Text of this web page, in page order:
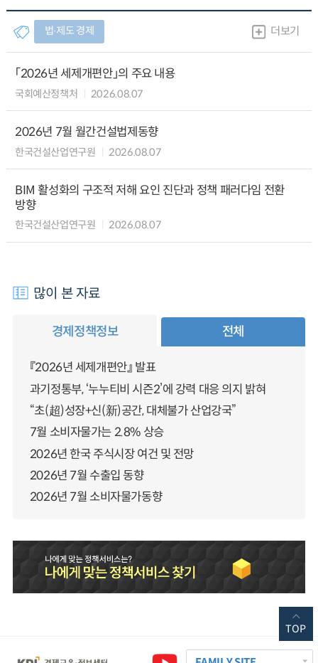
법∙제도 경제 더보기
「2026년 세제개편안」의 주요 내용
국회예산정책처 2026.08.07
2026년 7월 월간건설법제동향
한국건설산업연구원 2026.08.07
BIM 활성화의 구조적 저해 요인 진단과 정책 패러다임 전환
방향
한국건설산업연구원 2026.08.07
많이 본 자료
경제정책정보 전체
『2026년 세제개편안』 발표
과기정통부, ‘누누티비 시즌2’에 강력 대응 의지 밝혀
“초(超)성장+신(新)공간, 대체불가 산업강국”
7월 소비자물가는 2.8% 상승
2026년 한국 주식시장 여건 및 전망
2026년 7월 수출입 동향
2026년 7월 소비자물가동향
TOP